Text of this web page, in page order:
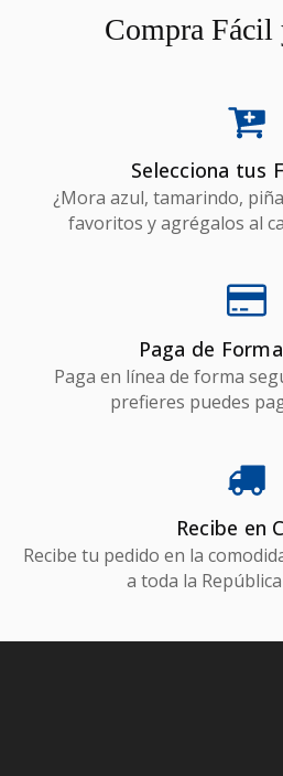
Compra Fácil
Selecciona tus
¿Mora azul, tamarindo,
favoritos y agrégalos al
Paga de
Paga en línea de forma
prefieres puedes
Recibe en
Recibe tu pedido en la
a toda la